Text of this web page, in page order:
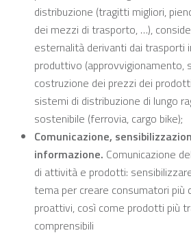
distribuzione (tragitti migliori,
dei mezzi di trasporto, …),
esternalità derivanti dai trasporti
produttivo (approvvigionamento,
costruzione dei prezzi dei
sistemi di distribuzione di lungo
sostenibile (ferrovia, cargo bike);
Comunicazione,
informazione. Comunicazione
di attività e prodotti:
tema per creare consumatori più
proattivi, così come prodotti più
comprensibili